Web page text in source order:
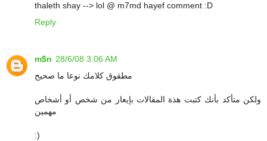
thaleth shay --> lol @ m7md hayef comment :D
Reply
m$n 28/6/08 3:06 AM
مطقوق كلامك نوعا ما صحيح
ولكن متأكد بأنك كتبت هذة المقالات بإيعاز من شخص أو أشخاص
مهمين
:)